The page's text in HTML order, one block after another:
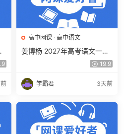
高中网课 · 高中语文
姜博杨 2027年高考语文一轮
复习网课教程 高三语文 上学
下载
19.9
学霸君 3天前